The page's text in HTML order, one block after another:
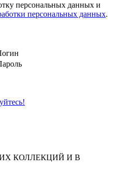
персональных данных и
персональных данных.
КОЛЛЕКЦИЙ И В